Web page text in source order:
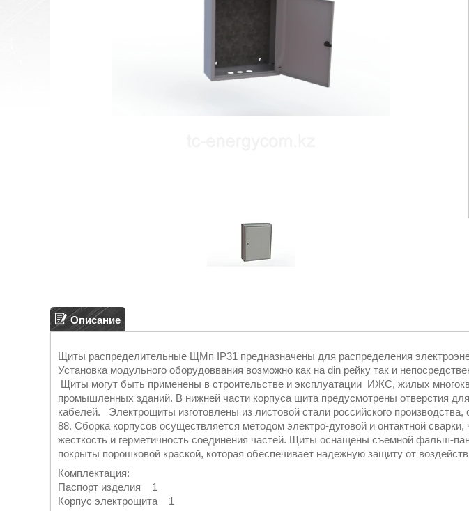
Описание
Щиты распределительные ЩМп IP31 предназначены для распределения
Установка модульного оборудоввания возможно как на din рейку так и
Щиты могут быть применены в строительстве и эксплуатации ИЖС, жилых
промышленных зданий. В нижней части корпуса щита предусмотрены отверстия
кабелей. Электрощиты изготовлены из листовой стали российского
88. Сборка корпусов осуществляется методом электро-дуговой и онтактной сварки,
жесткость и герметичность соединения частей. Щиты оснащены съемной фальш-
покрыты порошковой краской, которая обеспечивает надежную защиту от
Комплектация:
Паспорт изделия 1
Корпус электрощита 1